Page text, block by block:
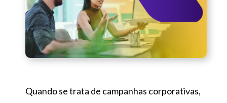
Quando se trata de campanhas corporativas,